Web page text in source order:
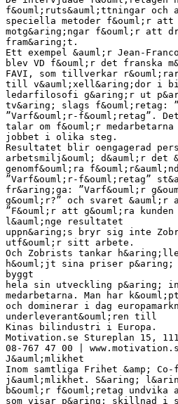
f&ouml;ruts&auml;ttningar
speciella metoder f&ouml;r att
motg&aring;ngar f&ouml;r att
fram&aring;t.
Ett exempel &auml;r Jean-
blev VD f&ouml;r det franska
FAVI, som tillverkar
till v&auml;xell&aring;dor i
ledarfilosofi g&aring;r ut
tv&aring; slags f&ouml;retag:
”Varf&ouml;r-f&ouml;retag”.
talar om f&ouml;r
jobbet i olika steg.
Resultatet blir oengagerad
arbetsmilj&ouml; d&auml;r
genomf&ouml;ra
”Varf&ouml;r-f&ouml;retag”
fr&aring;ga: ”Varf&ouml;r
g&ouml;r?” och svaret &auml;r
”F&ouml;r att g&ouml;ra
l&auml;nge resultatet
uppn&aring;s bryr sig inte
utf&ouml;r sitt arbete.
Och Zobrists tankar
h&ouml;jt sina priser
byggt
hela sin utveckling p&aring;
medarbetarna. Man har
och dominerar i dag
underleverant&ouml;ren till
Kinas bilindustri i Europa.
Motivation.se Stureplan 15,
08-767 47 00 |
J&auml;mlikhet
Inom samtliga Frihet &amp; Co-
j&auml;mlikhet. S&aring;
b&ouml;r f&ouml;retag undvika
som visar p&aring; skillnad